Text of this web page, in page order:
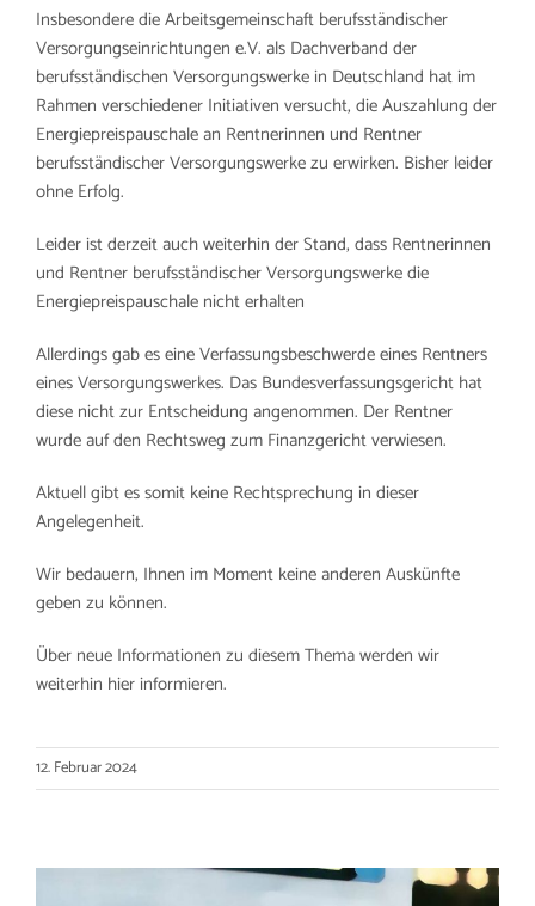
Insbesondere die Arbeitsgemeinschaft berufsständischer
Versorgungseinrichtungen e.V. als Dachverband der
berufsständischen Versorgungswerke in Deutschland hat im
Rahmen verschiedener Initiativen versucht, die Auszahlung der
Energiepreispauschale an Rentnerinnen und Rentner
berufsständischer Versorgungswerke zu erwirken. Bisher leider
ohne Erfolg.
Leider ist derzeit auch weiterhin der Stand, dass Rentnerinnen
und Rentner berufsständischer Versorgungswerke die
Energiepreispauschale nicht erhalten
Allerdings gab es eine Verfassungsbeschwerde eines Rentners
eines Versorgungswerkes. Das Bundesverfassungsgericht hat
diese nicht zur Entscheidung angenommen. Der Rentner
wurde auf den Rechtsweg zum Finanzgericht verwiesen.
Aktuell gibt es somit keine Rechtsprechung in dieser
Angelegenheit.
Wir bedauern, Ihnen im Moment keine anderen Auskünfte
geben zu können.
Über neue Informationen zu diesem Thema werden wir
weiterhin hier informieren.
12. Februar 2024